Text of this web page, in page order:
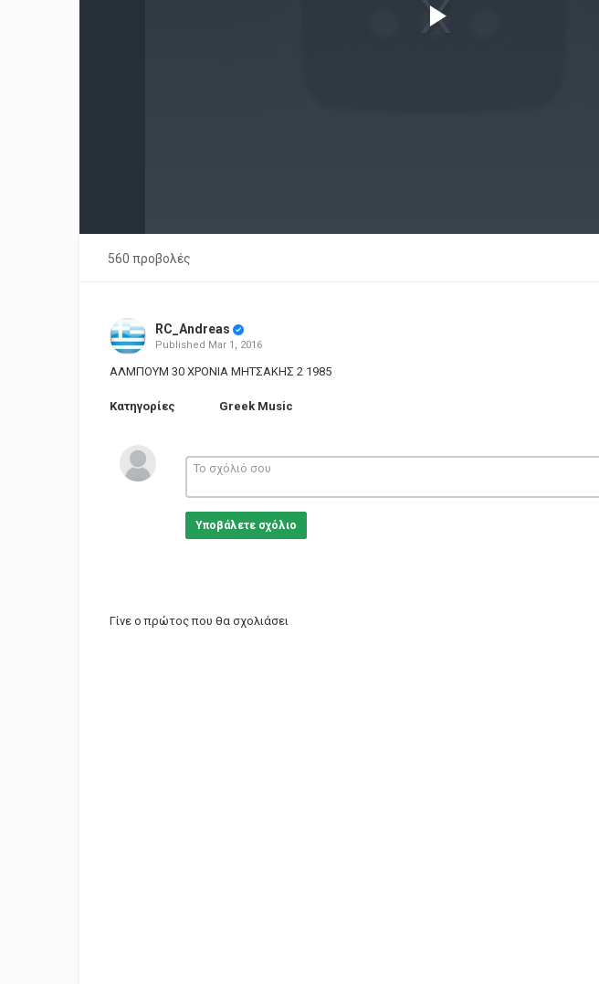
560 προβολές
RC_Andreas
Published Mar 1, 2016
ΑΛΜΠΟΥΜ 30 ΧΡΟΝΙΑ ΜΗΤΣΑΚΗΣ 2 1985
Κατηγορίες Greek Music
Υποβάλετε σχόλιο
Γίνε ο πρώτος που θα σχολιάσει